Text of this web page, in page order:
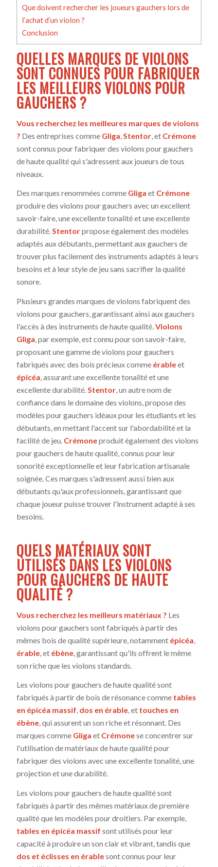
Que doivent rechercher les joueurs gauchers lors de
l’achat d’un violon ?
Conclusion
QUELLES MARQUES DE VIOLONS
SONT CONNUES POUR FABRIQUER
LES MEILLEURS VIOLONS POUR
GAUCHERS ?
Vous recherchez les meilleures marques de violons
? Des entreprises comme Gliga Stentor, et Crémone
sont connus pour fabriquer des violons pour gauchers
de haute qualité qui s'adressent aux joueurs de tous
niveaux.
Des marques renommées comme Gliga et Crémone
produire des violons pour gauchers avec un excellent
savoir-faire, une excellente tonalité et une excellente
durabilité.Stentorpropose également des modèles
adaptés aux débutants, permettant aux gauchers de
trouver plus facilement des instruments adaptés à leurs
besoins et à leur style de jeu sans sacrifier la qualité
sonore.
Plusieurs grandes marques de violons fabriquent des
violons pour gauchers, garantissant ainsi aux gauchers
l'accès à des instruments de haute qualité.Violons
Gliga, par exemple, est connu pour son savoir-faire,
proposant une gamme de violons pour gauchers
fabriqués avec des bois précieux comme érableet
épicéa, assurant une excellente tonalité et une
excellente durabilité.Stentor, un autre nom de
confiance dans le domaine des violons, propose des
modèles pour gauchers idéaux pour les étudiants et les
débutants, en mettant l'accent sur l'abordabilité et la
facilité de jeu. Crémoneproduit également des violons
pour gauchers de haute qualité, connus pour leur
sonorité exceptionnelle et leur fabrication artisanale
soignée. Ces marques s'adressent aussi bien aux
débutants qu'aux professionnels, garantissant que
chaque joueur puisse trouver l'instrument adapté à ses
besoins.
QUELS MATÉRIAUX SONT
UTILISÉS DANS LES VIOLONS
POUR GAUCHERS DE HAUTE
QUALITÉ ?
Vous recherchez les meilleurs matériaux ? Les
violons pour gauchers sont fabriqués à partir des
mêmes bois de qualité supérieure, notamment épicéa
érable, et ébène, garantissant qu'ils offrent le même
son riche que les violons standards.
Les violons pour gauchers de haute qualité sont
fabriqués à partir de bois de résonance comme tables
en épicéa massif, dos en érable, et touches en
ébène, qui assurent un son riche et résonnant. Des
marques comme Gliga et Crémonese concentrer sur
l'utilisation de matériaux de haute qualité pour
fabriquer des violons avec une excellente tonalité, une
projection et une durabilité.
Les violons pour gauchers de haute qualité sont
fabriqués à partir des mêmes matériaux de première
qualité que les modèles pour droitiers. Par exemple,
tables en épicéa massif sont utilisés pour leur
capacité à produire un son clair et vibrant, tandis que
dos et éclisses en érablesont connus pour leur